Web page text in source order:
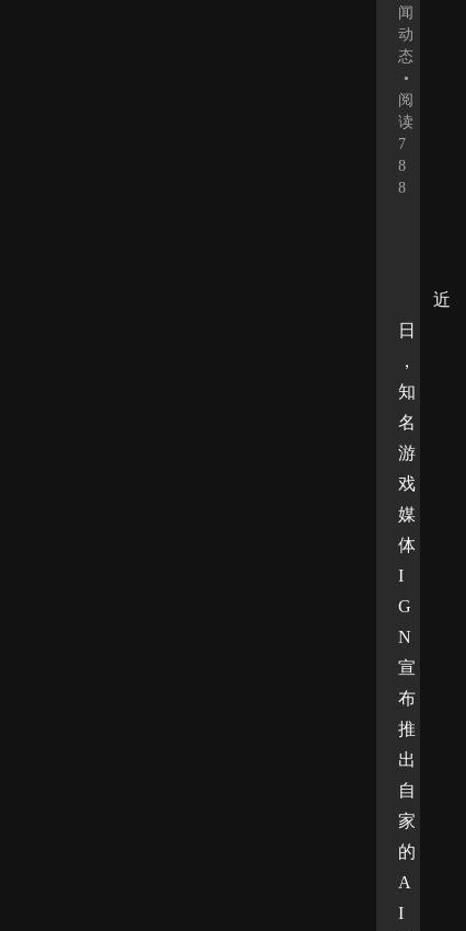
闻
动
态
•
阅
读
7
8
8
近
日
，
知
名
游
戏
媒
体
I
G
N
宣
布
推
出
自
家
的
A
I